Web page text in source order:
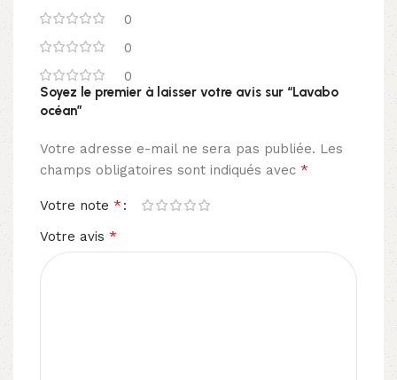
0
0
0
Soyez le premier à laisser votre avis sur “Lavabo
océan”
Votre adresse e-mail ne sera pas publiée. Les
champs obligatoires sont indiqués avec *
Votre note *
Votre avis *